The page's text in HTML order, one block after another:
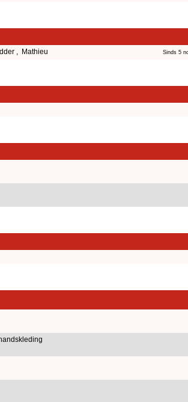
, Mathieu Sinds 5